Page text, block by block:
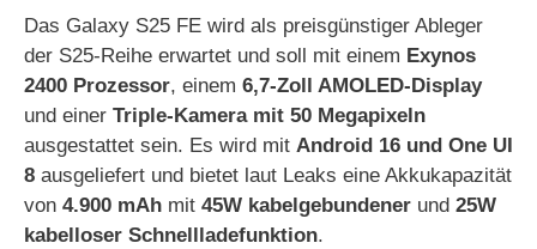
Das Galaxy S25 FE wird als preisgünstiger Ableger
der S25-Reihe erwartet und soll mit einem Exynos
2400 Prozessor, einem 6,7-Zoll AMOLED-Display
und einer Triple-Kamera mit 50 Megapixeln
ausgestattet sein. Es wird mit Android 16 und One UI
8 ausgeliefert und bietet laut Leaks eine Akkukapazität
von 4.900 mAh mit 45W kabelgebundener und 25W
kabelloser Schnellladefunktion.